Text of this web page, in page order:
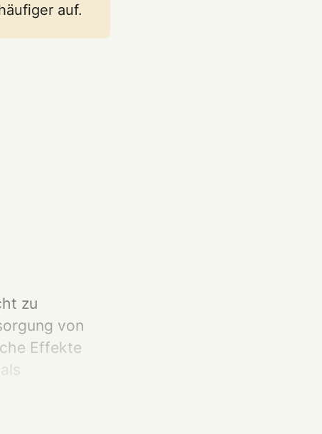
auf.
zu
von
Effekte